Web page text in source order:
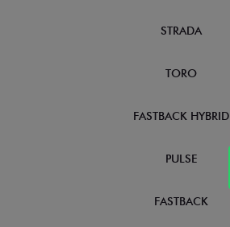
STRADA
TORO
FASTBACK HYBRID
PULSE
FASTBACK